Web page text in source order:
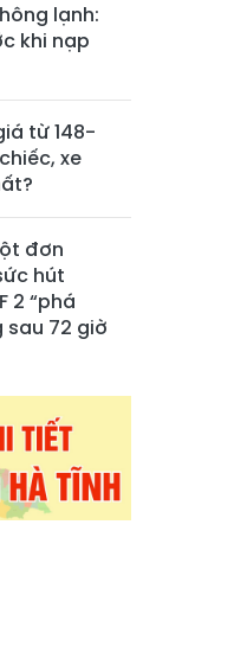
lạnh:
khi nạp
từ 148-
xe
đơn
hút
2 “phá
72 giờ